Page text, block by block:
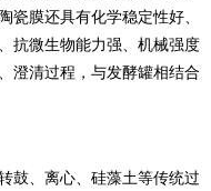
膜还具有化学稳定性好、
抗微生物能力强、机械强度
澄清过程，与发酵罐相结合
、离心、硅藻土等传统过